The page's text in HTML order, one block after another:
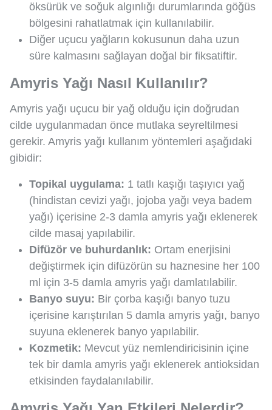
öksürük ve soğuk algınlığı durumlarında göğüs
bölgesini rahatlatmak için kullanılabilir.
Diğer uçucu yağların kokusunun daha uzun
süre kalmasını sağlayan doğal bir fiksatiftir.
Amyris Yağı Nasıl Kullanılır?
Amyris yağı uçucu bir yağ olduğu için doğrudan
cilde uygulanmadan önce mutlaka seyreltilmesi
gerekir. Amyris yağı kullanım yöntemleri aşağıdaki
gibidir:
Topikal uygulama: 1 tatlı kaşığı taşıyıcı yağ
(hindistan cevizi yağı, jojoba yağı veya badem
yağı) içerisine 2-3 damla amyris yağı eklenerek
cilde masaj yapılabilir.
Difüzör ve buhurdanlık: Ortam enerjisini
değiştirmek için difüzörün su haznesine her 100
ml için 3-5 damla amyris yağı damlatılabilir.
Banyo suyu: Bir çorba kaşığı banyo tuzu
içerisine karıştırılan 5 damla amyris yağı, banyo
suyuna eklenerek banyo yapılabilir.
Kozmetik: Mevcut yüz nemlendiricisinin içine
tek bir damla amyris yağı eklenerek antioksidan
etkisinden faydalanılabilir.